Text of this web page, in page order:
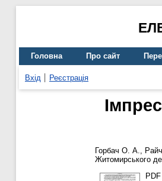
Головна Про сайт
Вхід Реєстрація
Горбач О. А.,
Житомирського
PDF